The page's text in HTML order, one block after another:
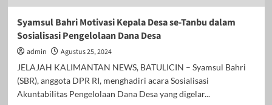
Syamsul Bahri Motivasi Kepala Desa se-Tanbu dalam
Sosialisasi Pengelolaan Dana Desa
admin
Agustus 25, 2024
JELAJAH KALIMANTAN NEWS, BATULICIN – Syamsul Bahri
(SBR), anggota DPR RI, menghadiri acara Sosialisasi
Akuntabilitas Pengelolaan Dana Desa yang digelar...